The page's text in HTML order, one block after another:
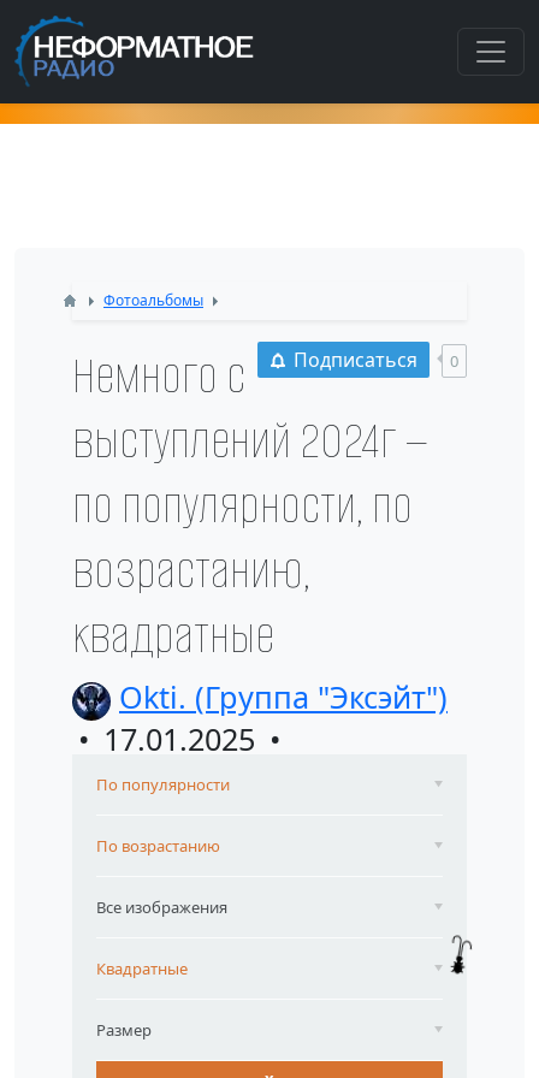
Как попасть в этот раздел???
Фотоальбомы
Подписаться 0
Немного с
выступлений 2024г —
по популярности, по
возрастанию,
квадратные
Okti. (Группа "Эксэйт")
17.01.2025
По популярности
По возрастанию
Все изображения
Квадратные
Размер